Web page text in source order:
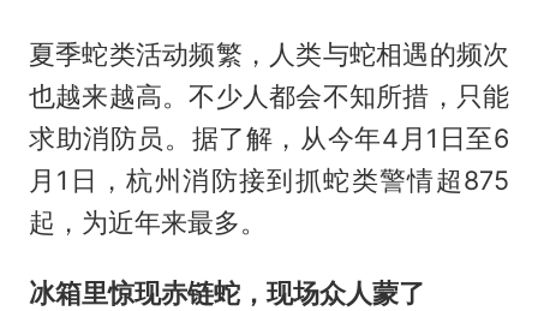
夏季蛇类活动频繁，人类与蛇相遇的频次
也越来越高。不少人都会不知所措，只能
求助消防员。据了解，从今年4月1日至6
月1日，杭州消防接到抓蛇类警情超875
起，为近年来最多。
冰箱里惊现赤链蛇，现场众人蒙了